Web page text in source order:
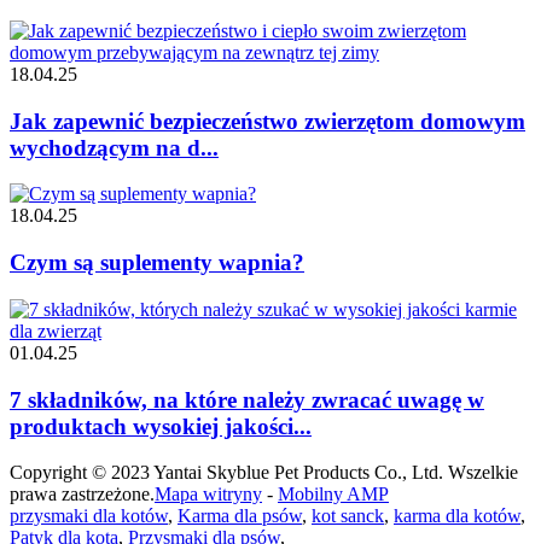
18.04.25
Jak zapewnić bezpieczeństwo zwierzętom domowym
wychodzącym na d...
18.04.25
Czym są suplementy wapnia?
01.04.25
7 składników, na które należy zwracać uwagę w
produktach wysokiej jakości...
Copyright © 2023 Yantai Skyblue Pet Products Co., Ltd. Wszelkie
prawa zastrzeżone.Mapa witryny - Mobilny AMP
przysmaki dla kotów, Karma dla psów, kot sanck, karma dla kotów,
Patyk dla kota, Przysmaki dla psów,